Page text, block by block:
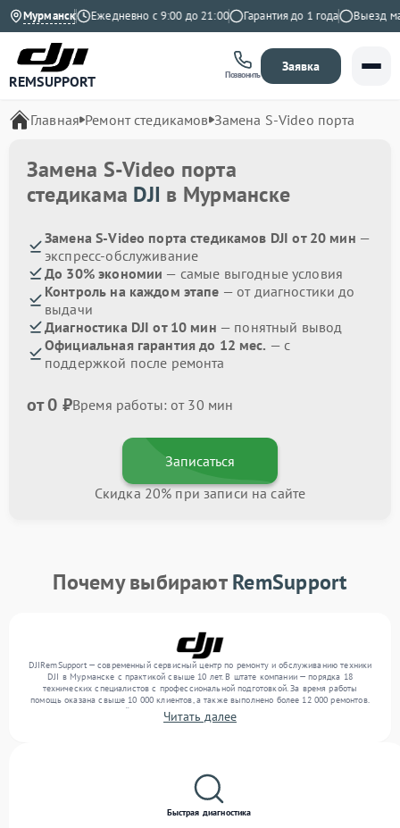
Мурманск
на Яндекс Ежедневно с 9:00 до 21:00 Гарантия до 1 года Выезд
REMSUPPORT Позвонить
Заявка
Главная Ремонт стедикамов Замена S-Video порта
Замена S-Video порта
стедикама DJI в Мурманске
Замена S-Video порта стедикамов DJI от 20 мин —
экспресс-обслуживание
До 30% экономии — самые выгодные условия
Контроль на каждом этапе — от диагностики до
выдачи
Диагностика DJI от 10 мин — понятный вывод
Официальная гарантия до 12 мес. — с
поддержкой после ремонта
от 0 ₽Время работы: от 30 мин
Записаться
Скидка 20% при записи на сайте
Почему выбираютRemSupport
DJIRemSupport — современный сервисный центр по ремонту и обслуживанию техники
DJI в Мурманске с практикой свыше 10 лет. В штате компании — порядка 18
технических специалистов с профессиональной подготовкой. За время работы
помощь оказана свыше 10 000 клиентов, а также выполнено более 12 000 ремонтов.
Ежемесячно в сервисный центр поступает свыше 300 единиц техники, включая , , . Мы
устраняем поломки любой сложности и поддерживаем высокий стандарт качества
Читать далее
Быстрая диагностика